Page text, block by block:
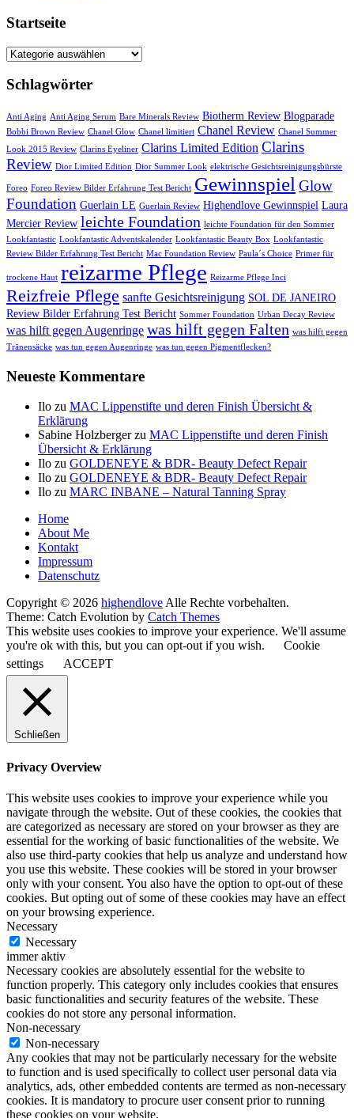
Startseite
Startseite
Schlagwörter
Anti Aging Anti Aging Serum Bare Minerals Review Biotherm Review Blogparade
Bobbi Brown Review Chanel Glow Chanel limitiert Chanel Review Chanel Summer
Look 2015 Review Clarins Eyeliner Clarins Limited Edition Clarins
Review Dior Limited Edition Dior Summer Look elektrische Gesichtsreinigungsbürste
Foreo Foreo Review Bilder Erfahrung Test Bericht Gewinnspiel Glow
Foundation Guerlain LE Guerlain Review Highendlove Gewinnspiel Laura
Mercier Review leichte Foundation leichte Foundation für den Sommer
Lookfantastic Lookfantastic Adventskalender Lookfantastic Beauty Box Lookfantastic
Review Bilder Erfahrung Test Bericht Mac Foundation Review Paula´s Choice Primer für
trockene Haut reizarme Pflege Reizarme Pflege Inci
Reizfreie Pflege sanfte Gesichtsreinigung SOL DE JANEIRO
Review Bilder Erfahrung Test Bericht Sommer Foundation Urban Decay Review
was hilft gegen Augenringe was hilft gegen Falten was hilft gegen
Tränensäcke was tun gegen Augenringe was tun gegen Pigmentflecken?
Neueste Kommentare
Ilo zu MAC Lippenstifte und deren Finish Übersicht &
Erklärung
Sabine Holzbergerzu MAC Lippenstifte und deren Finish
Übersicht & Erklärung
Ilo zu GOLDENEYE & BDR- Beauty Defect Repair
Ilo zu GOLDENEYE & BDR- Beauty Defect Repair
Ilo zu MARC INBANE – Natural Tanning Spray
Seitenfuß-
Menü
Home
About Me
Kontakt
Impressum
Datenschutz
Copyright © 2026 highendloveAlle Rechte vorbehalten.
Theme: Catch Evolution by Catch Themes
This website uses cookies to improve your experience. We'll assume
you're ok with this, but you can opt-out if you wish.
Cookie
settings
ACCEPT
Schließen
Privacy Overview
This website uses cookies to improve your experience while you
navigate through the website. Out of these cookies, the cookies that
are categorized as necessary are stored on your browser as they are
essential for the working of basic functionalities of the website. We
also use third-party cookies that help us analyze and understand how
you use this website. These cookies will be stored in your browser
only with your consent. You also have the option to opt-out of these
cookies. But opting out of some of these cookies may have an effect
on your browsing experience.
Necessary
Necessary
immer aktiv
Necessary cookies are absolutely essential for the website to
function properly. This category only includes cookies that ensures
basic functionalities and security features of the website. These
cookies do not store any personal information.
Non-necessary
Non-necessary
Any cookies that may not be particularly necessary for the website
to function and is used specifically to collect user personal data via
analytics, ads, other embedded contents are termed as non-necessary
cookies. It is mandatory to procure user consent prior to running
these cookies on your website.